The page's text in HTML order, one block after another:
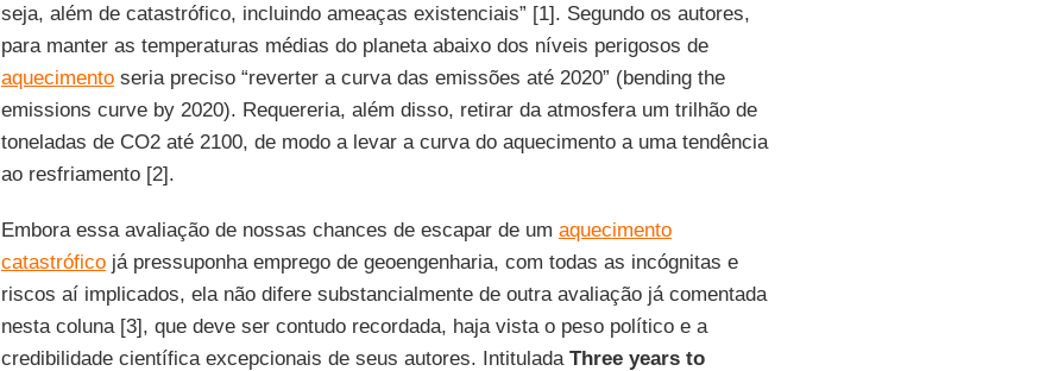
seja, além de catastrófico, incluindo ameaças existenciais” [1]. Segundo os autores,
para manter as temperaturas médias do planeta abaixo dos níveis perigosos de
aquecimentoseria preciso “reverter a curva das emissões até 2020” (bending the
emissions curve by 2020). Requereria, além disso, retirar da atmosfera um trilhão de
toneladas de CO2 até 2100, de modo a levar a curva do aquecimento a uma tendência
ao resfriamento [2].
Embora essa avaliação de nossas chances de escapar de um aquecimento
catastróficojá pressuponha emprego de geoengenharia, com todas as incógnitas e
riscos aí implicados, ela não difere substancialmente de outra avaliação já comentada
nesta coluna [3], que deve ser contudo recordada, haja vista o peso político e a
credibilidade científica excepcionais de seus autores. Intitulada Three years to